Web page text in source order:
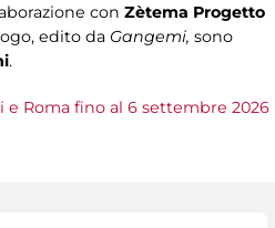
con Zètema Progetto
edito da Gangemi, sono
.
e Roma fino al 6 settembre 2026